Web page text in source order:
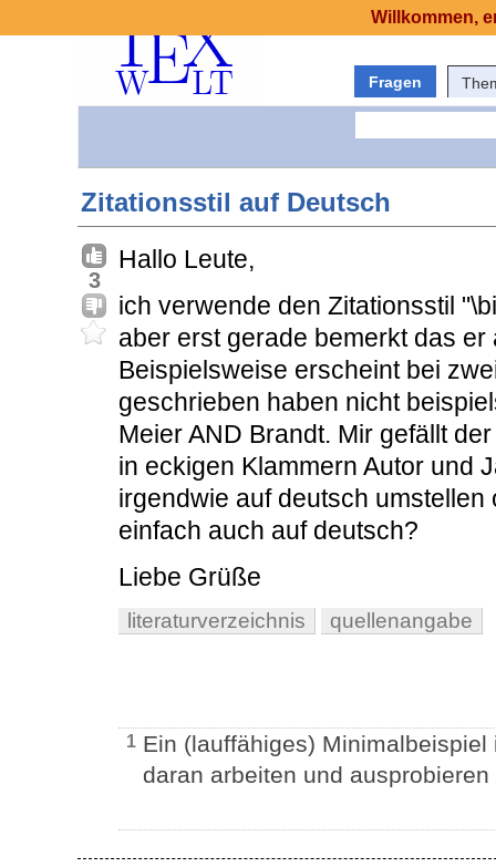
Fragen
Zitationsstil auf Deutsch
3
Hallo Leute,
ich verwende den Zitationsstil
aber erst gerade bemerkt das
Beispielsweise erscheint bei
geschrieben haben nicht
Meier AND Brandt. Mir gefällt
in eckigen Klammern Autor und
irgendwie auf deutsch
einfach auch auf deutsch?
Liebe Grüße
literaturverzeichnis quellenangabe
1 Ein (lauffähiges)
daran arbeiten und ausprobieren
Willkommen,